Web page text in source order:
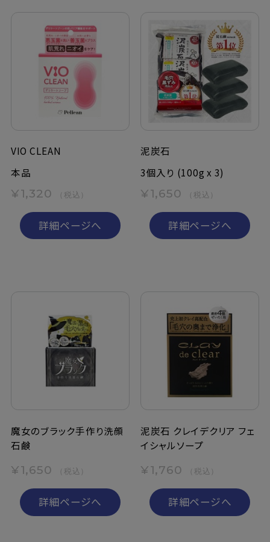
VIO CLEAN
本品
¥1,320 （税込）
詳細ページへ
泥炭石
3個入り (100g x 3)
¥1,650 （税込）
詳細ページへ
魔女のブラック手作り洗顔
石鹸
¥1,650 （税込）
詳細ページへ
泥炭石 クレイデクリア フェ
イシャルソープ
¥1,760 （税込）
詳細ページへ